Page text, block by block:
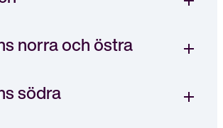
norra och östra
södra